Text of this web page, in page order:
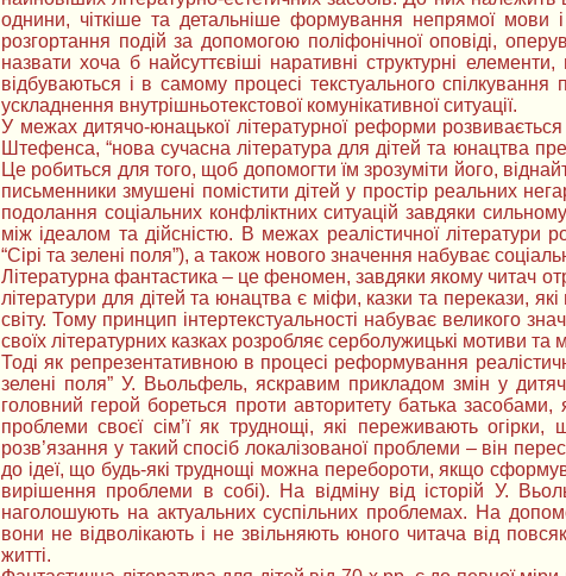
однини, чіткіше та детальніше формування непрямої мови
розгортання подій за допомогою поліфонічної оповіді,
назвати хоча б найсуттєвіші наративні структурні елементи,
відбуваються і в самому процесі текстуального
ускладнення внутрішньотекстової комунікативної ситуації.
У межах дитячо-юнацької літературної реформи
Штефенса, “нова сучасна література для дітей та юнацтва
Це робиться для того, щоб допомогти їм зрозуміти його,
письменники змушені помістити дітей у простір реальних
подолання соціальних конфліктних ситуацій завдяки
між ідеалом та дійсністю. В межах реалістичної літератури
“Сірі та зелені поля”), а також нового значення набуває
Літературна фантастика – це феномен, завдяки якому читач
літератури для дітей та юнацтва є міфи, казки та перекази,
світу. Тому принцип інтертекстуальності набуває великого
своїх літературних казках розробляє серболужицькі мотиви
Тоді як репрезентативною в процесі реформування
зелені поля” У. Вьольфель, яскравим прикладом змін у
головний герой бореться проти авторитету батька засобами,
проблеми своєї сім’ї як труднощі, які переживають
розв’язання у такий спосіб локалізованої проблеми – він
до ідеї, що будь-які труднощі можна перебороти, якщо
вирішення проблеми в собі). На відміну від історій У.
наголошують на актуальних суспільних проблемах. На
вони не відволікають і не звільняють юного читача від
житті.